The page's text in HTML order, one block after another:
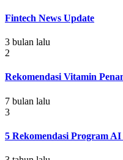
Fintech News Update
3 bulan lalu
2
Rekomendasi Vitamin
7 bulan lalu
3
5 Rekomendasi Program